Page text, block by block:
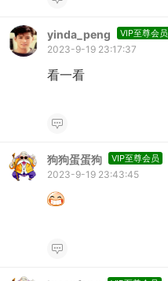
yinda_peng VIP至尊会员
2023-9-19 23:17:37
看一看
狗狗蛋蛋狗 VIP至尊会员
2023-9-19 23:43:45